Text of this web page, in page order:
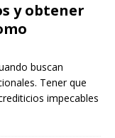
y obtener
buscan
Tener que
impecables